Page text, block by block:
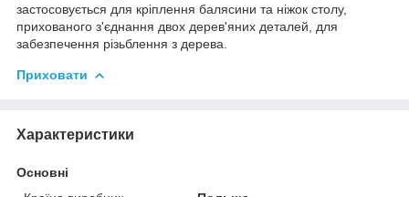
застосовується для кріплення балясини та ніжок столу,
прихованого з'єднання двох дерев'яних деталей, для
забезпечення різьблення з дерева.
Приховати
Характеристики
Основні